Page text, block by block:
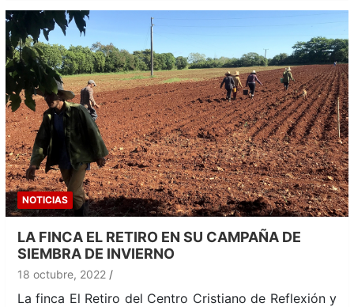
NOTICIAS
LA FINCA EL RETIRO EN SU CAMPAÑA DE
SIEMBRA DE INVIERNO
18 octubre, 2022
La finca El Retiro del Centro Cristiano de Reflexión y